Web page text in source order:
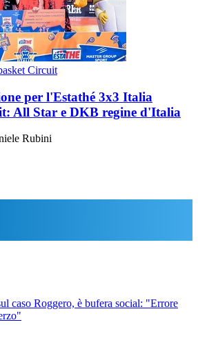
Circuit
per l'Estathé 3x3 Italia
All Star e DKB regine d'Italia
Rubini
caso Roggero, è bufera social: "Errore